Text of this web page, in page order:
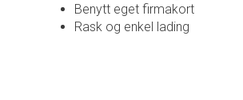
Benytt eget firmakort
Rask og enkel lading